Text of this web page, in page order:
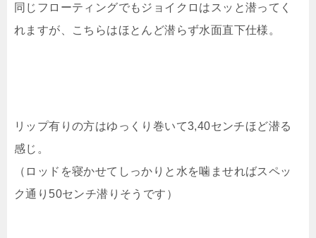
同じフローティングでもジョイクロはスッと潜ってく
れますが、こちらはほとんど潜らず水面直下仕様。
リップ有りの方はゆっくり巻いて3,40センチほど潜る
感じ。
（ロッドを寝かせてしっかりと水を噛ませればスペッ
ク通り50センチ潜りそうです）